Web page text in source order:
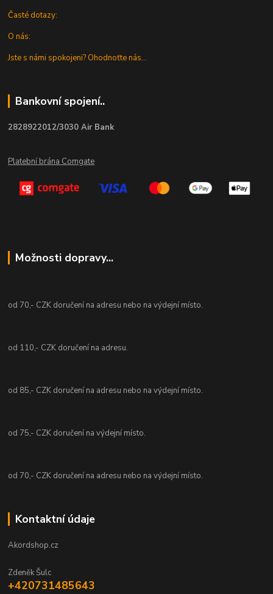
Časté dotazy:
O nás:
Jste s námi spokojeni? Ohodnoťte nás...
Bankovní spojení..
2828922012/3030 Air Bank
Platební brána Comgate
Možnosti dopravy...
od 70,- CZK doručení na adresu nebo na výdejní místo.
od 110,- CZK doručení na adresu.
od 85,- CZK doručení na adresu nebo na výdejní místo.
od 75,- CZK doručení na výdejní místo.
od 70,- CZK doručení na adresu nebo na výdejní místo.
Kontaktní údaje
Akordshop.cz
Zdeněk Šulc
+420731485643